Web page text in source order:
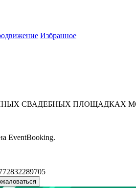
Избранное
СВАДЕБНЫХ ПЛОЩАДКАХ
EventBooking.